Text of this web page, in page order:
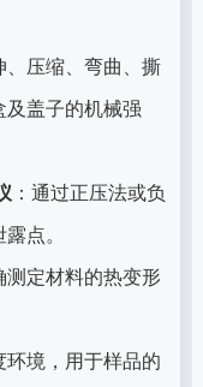
压缩、弯曲、撕
盖子的机械强
：通过正压法或负
点。
测定材料的热变形
境，用于样品的